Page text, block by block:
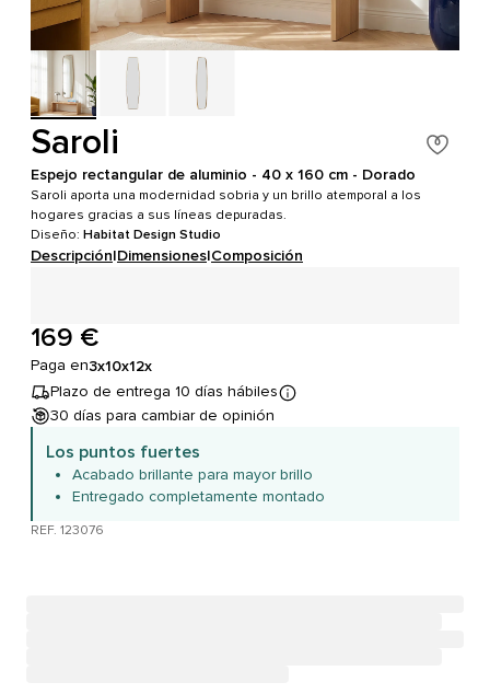
Saroli
Espejo rectangular de aluminio - 40 x 160 cm - Dorado
Saroli aporta una modernidad sobria y un brillo atemporal a los
hogares gracias a sus líneas depuradas.
Diseño: Habitat Design Studio
Descripción|Dimensiones|Composición
169 €
Paga en3x10x12x
Plazo de entrega 10 días hábiles
30 días para cambiar de opinión
Los puntos fuertes
Acabado brillante para mayor brillo
Entregado completamente montado
REF. 123076